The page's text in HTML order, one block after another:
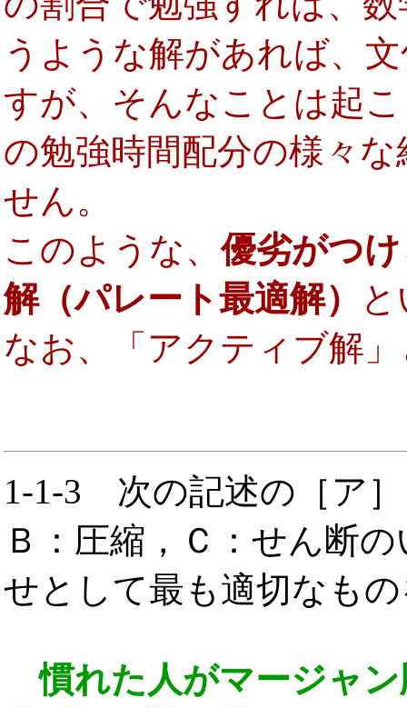
うような解があれば、
すが、そんなことは起
の勉強時間配分の様々
せん。
このような、優劣がつ
解（パレート最適解）
なお、「アクティブ解
1-1-3 次の記述の［ア
Ｂ：圧縮，Ｃ：せん断
せとして最も適切なも
慣れた人がマージャン